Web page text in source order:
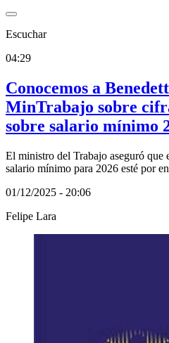
Escuchar
04:29
Conocemos a
MinTrabajo sobre
sobre salario mínimo
El ministro del Trabajo aseguró que
salario mínimo para 2026 esté por
01/12/2025 - 20:06
Felipe Lara